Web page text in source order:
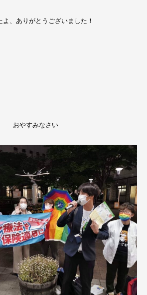
よ、ありがとうございました！
おやすみなさい